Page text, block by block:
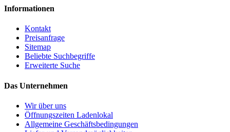
Informationen
Kontakt
Preisanfrage
Sitemap
Beliebte Suchbegriffe
Erweiterte Suche
Das Unternehmen
Wir über uns
Öffnungszeiten Ladenlokal
Allgemeine Geschäftsbedingungen